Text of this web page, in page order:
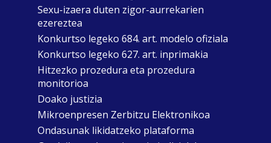
Sexu-izaera duten zigor-aurrekarien
ezereztea
Konkurtso legeko 684. art. modelo ofiziala
Konkurtso legeko 627. art. inprimakia
Hitzezko prozedura eta prozedura
monitorioa
Doako justizia
Mikroenpresen Zerbitzu Elektronikoa
Ondasunak likidatzeko plataforma